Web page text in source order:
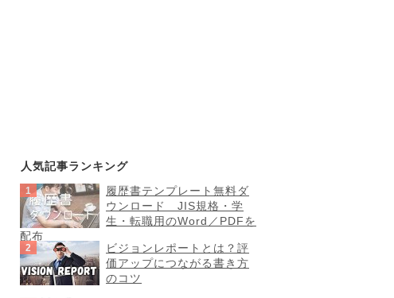
人気記事ランキング
履歴書テンプレート無料ダ
ウンロード JIS規格・学
生・転職用のWord／PDFを
配布
ビジョンレポートとは？評
価アップにつながる書き方
のコツ